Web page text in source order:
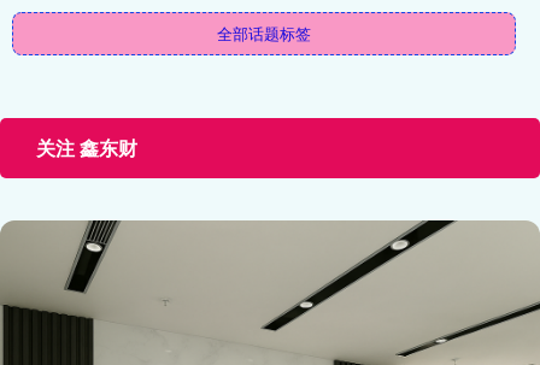
全部话题标签
关注 鑫东财